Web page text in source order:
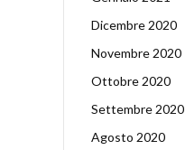
Dicembre 2020
Novembre 2020
Ottobre 2020
Settembre 2020
Agosto 2020